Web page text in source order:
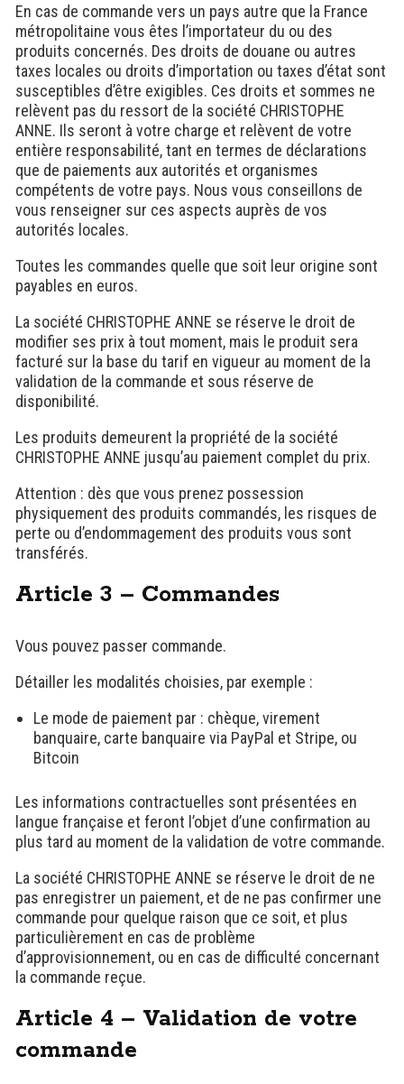
En cas de commande vers un pays autre que la France
métropolitaine vous êtes l’importateur du ou des
produits concernés. Des droits de douane ou autres
taxes locales ou droits d’importation ou taxes d’état sont
susceptibles d’être exigibles. Ces droits et sommes ne
relèvent pas du ressort de la société CHRISTOPHE
ANNE. Ils seront à votre charge et relèvent de votre
entière responsabilité, tant en termes de déclarations
que de paiements aux autorités et organismes
compétents de votre pays. Nous vous conseillons de
vous renseigner sur ces aspects auprès de vos
autorités locales.
Toutes les commandes quelle que soit leur origine sont
payables en euros.
La société CHRISTOPHE ANNE se réserve le droit de
modifier ses prix à tout moment, mais le produit sera
facturé sur la base du tarif en vigueur au moment de la
validation de la commande et sous réserve de
disponibilité.
Les produits demeurent la propriété de la société
CHRISTOPHE ANNE jusqu’au paiement complet du prix.
Attention : dès que vous prenez possession
physiquement des produits commandés, les risques de
perte ou d’endommagement des produits vous sont
transférés.
Article 3 – Commandes
Vous pouvez passer commande.
Détailler les modalités choisies, par exemple :
Le mode de paiement par : chèque, virement
banquaire, carte banquaire via PayPal et Stripe, ou
Bitcoin
Les informations contractuelles sont présentées en
langue française et feront l’objet d’une confirmation au
plus tard au moment de la validation de votre commande.
La société CHRISTOPHE ANNE se réserve le droit de ne
pas enregistrer un paiement, et de ne pas confirmer une
commande pour quelque raison que ce soit, et plus
particulièrement en cas de problème
d’approvisionnement, ou en cas de difficulté concernant
la commande reçue.
Article 4 – Validation de votre
commande